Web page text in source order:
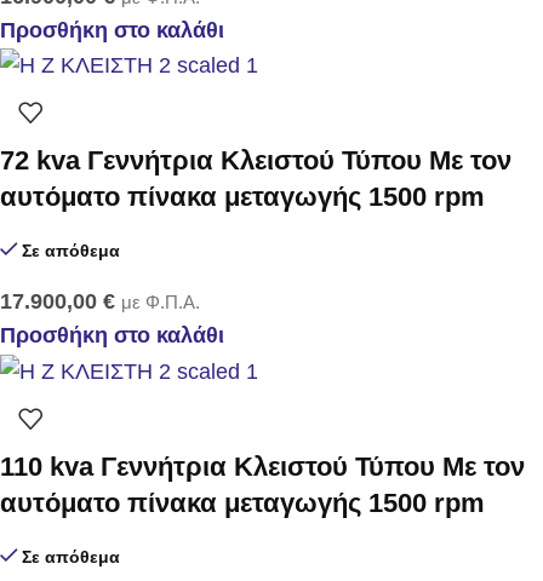
Προσθήκη στο καλάθι
72 kva Γεννήτρια Κλειστού Τύπου Με τον
αυτόματο πίνακα μεταγωγής 1500 rpm
Σε απόθεμα
17.900,00 € με Φ.Π.Α.
Προσθήκη στο καλάθι
110 kva Γεννήτρια Κλειστού Τύπου Με τον
αυτόματο πίνακα μεταγωγής 1500 rpm
Σε απόθεμα